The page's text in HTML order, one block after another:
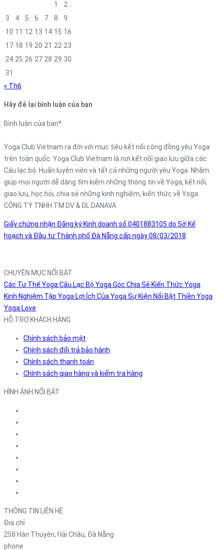
1
2
3
4 5 6 7 8
9
10 11 12 13 14 15 16
17 18 19 20 21 22 23
24 25 26 27 28 29 30
31
« Th6
Hãy để lại bình luận của bạn
Bình luận của bạn*
Yoga Club Vietnam ra đời với mục tiêu kết nối cộng đồng yêu Yoga
trên toàn quốc. Yoga Club Vietnam là nơi kết nối giao lưu giữa các
Câu lạc bộ. Huấn luyện viên và tất cả những người yêu Yoga. Nhằm
giúp mọi người dễ dàng tìm kiếm những thông tin về Yoga, kết nối,
giao lưu, học hỏi, chia sẻ những kinh nghiệm, kiến thức về Yoga.
CÔNG TY TNHH TM DV & DL DANAVA
Giấy chứng nhận Đăng ký Kinh doanh số 0401883105 do Sở Kế
hoạch và Đầu tư Thành phố Đà Nẵng cấp ngày 08/03/2018
CHUYÊN MỤC NỔI BẬT
Các Tư Thế YogaCâu Lạc Bộ YogaGóc Chia Sẻ Kiến Thức Yoga
Kinh Nghiệm Tập Yoga Lợi Ích Của YogaSự Kiện Nổi Bật Thiền Yoga
Yoga Love
HỖ TRỢ KHÁCH HÀNG
Chính sách bảo mật
Chính sách đổi trả bảo hành
Chính sách thanh toán
Chính sách giao hàng và kiểm tra hàng
HÌNH ẢNH NỔI BẬT
THÔNG TIN LIÊN HỆ
Địa chỉ
258 Hàn Thuyên, Hải Châu, Đà Nẵng
phone